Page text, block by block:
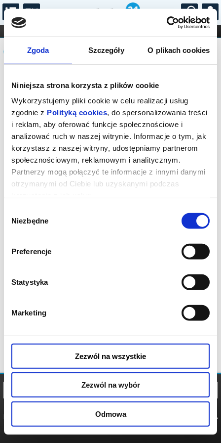
Zgoda Szczegóły O plikach cookies
Niniejsza strona korzysta z plików cookie
Wykorzystujemy pliki cookie w celu realizacji usług
zgodnie z Polityką cookies, do spersonalizowania treści
i reklam, aby oferować funkcje społecznościowe i
analizować ruch w naszej witrynie. Informacje o tym, jak
korzystasz z naszej witryny, udostępniamy partnerom
społecznościowym, reklamowym i analitycznym.
Partnerzy mogą połączyć te informacje z innymi danymi
otrzymanymi od Ciebie lub uzyskanymi podczas
zgody
Niezbędne
Preferencje
Statystyka
Marketing
Zezwól na wszystkie
Zezwól na wybór
Odmowa
...
FILHARMONIA OPERA I BALET
STAND-UP
DLA DZIECI
Komunikat
Sprzedaż biletów on-line na wydarzenie
została zakończona.
POLITYKA
POLITYKA